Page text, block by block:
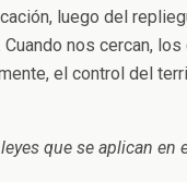
luego del
nos cercan,
el control del
que se aplican en